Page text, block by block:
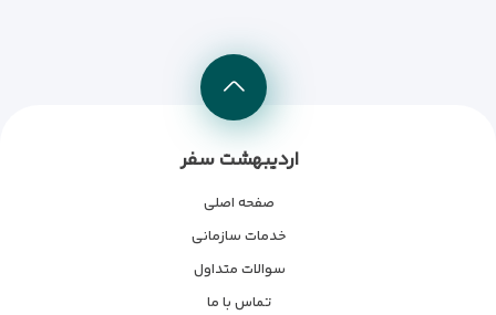
اردیبهشت سفر
صفحه اصلی
خدمات سازمانی
سوالات متداول
تماس با ما